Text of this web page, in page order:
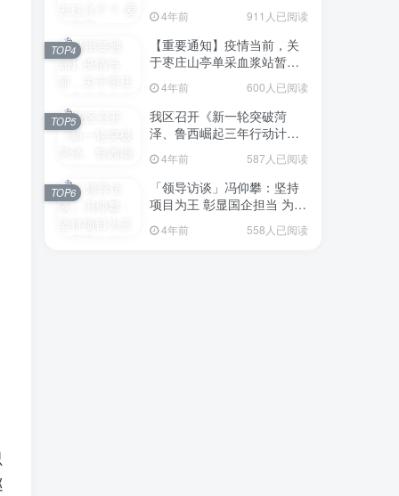
4年前 911人已阅读
【重要通知】疫情当前，关
于枣庄山亭单采血浆站暂停
4年前 600人已阅读
TOP4
我区召开《新一轮突破菏
泽、鲁西崛起三年行动计划
意见稿）政策分析研判会议
4年前 587人已阅读
TOP5
「领导访谈」冯仰攀：坚持
项目为王 彰显国企担当 为全
点项目建设贡献“交发力量”
4年前 558人已阅读
TOP6